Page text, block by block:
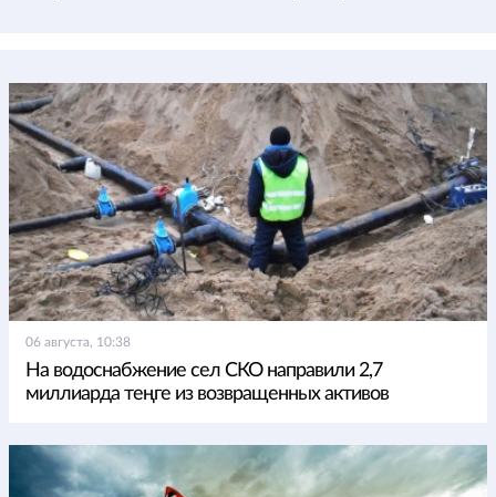
06 августа, 10:38
На водоснабжение сел СКО направили 2,7
миллиарда теңге из возвращенных активов